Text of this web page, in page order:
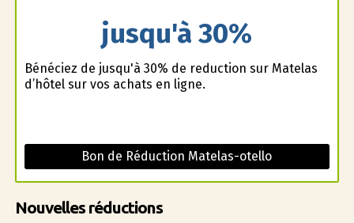
jusqu'à 30%
Bénéficiez de jusqu'à 30% de reduction sur Matelas
d’hôtel sur vos achats en ligne.
Bon de Réduction Matelas-otello
Nouvelles réductions